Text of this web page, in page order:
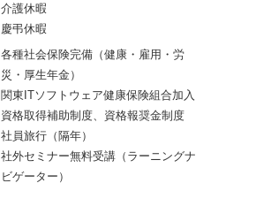
介護休暇
慶弔休暇
各種社会保険完備（健康・雇用・労
災・厚生年金）
関東ITソフトウェア健康保険組合加入
資格取得補助制度、資格報奨金制度
社員旅行（隔年）
社外セミナー無料受講（ラーニングナ
ビゲーター）